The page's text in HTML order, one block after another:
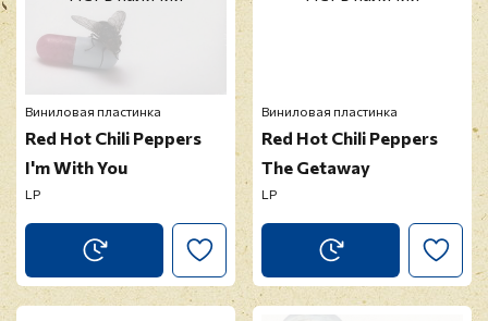
Виниловая пластинка
Red Hot Chili Peppers
I'm With You
LP
Виниловая пластинка
Red Hot Chili Peppers
The Getaway
LP